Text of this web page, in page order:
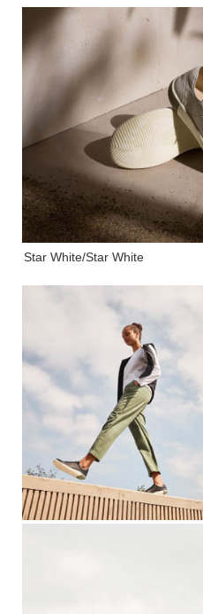
Star White/Star White